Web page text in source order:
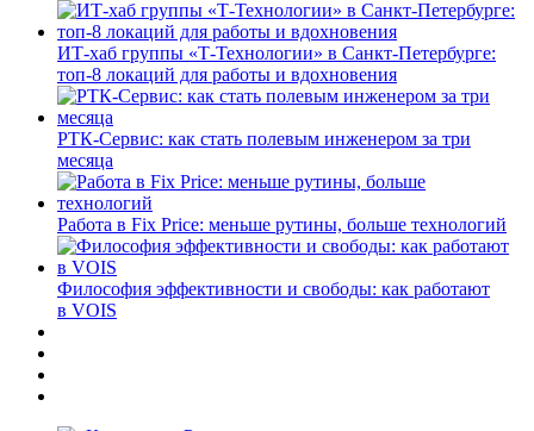
ИТ-хаб группы «Т-Технологии» в Санкт-Петербурге:
топ-8 локаций для работы и вдохновения
РТК-Сервис: как стать полевым инженером за три
месяца
Работа в Fix Price: меньше рутины, больше технологий
Философия эффективности и свободы: как работают
в VOIS